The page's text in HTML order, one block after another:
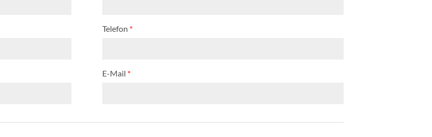
Telefon *
E-Mail *